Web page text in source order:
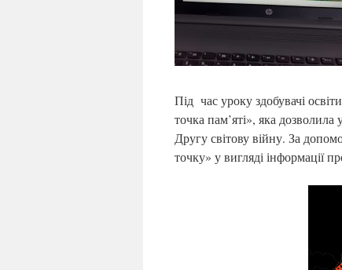
Під час уроку здобувачі
точка пам’яті», яка
Другу світову війну. За
точку» у вигляді інформації